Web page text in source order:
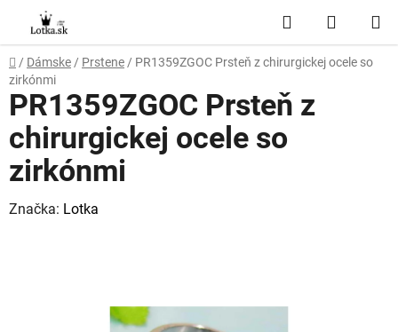
obsah
Hľadať
KOŠÍK
Domov
/ Dámske / Prstene / PR1359ZGOC Prsteň z chirurgickej ocele so
zirkónmi
PR1359ZGOC Prsteň z
chirurgickej ocele so
zirkónmi
Značka: Lotka